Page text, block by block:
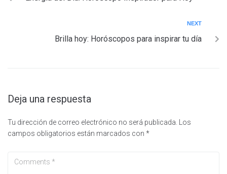
NEXT
Brilla hoy: Horóscopos para inspirar tu día
Deja una respuesta
Tu dirección de correo electrónico no será publicada.
Los
campos obligatorios están marcados con *